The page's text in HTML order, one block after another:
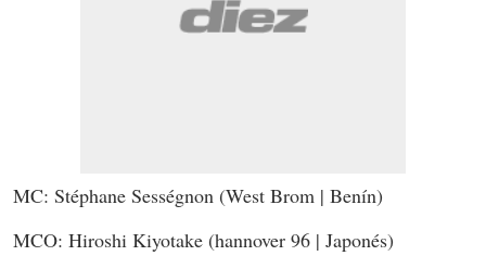
MC: Stéphane Sességnon (West Brom | Benín)
MCO: Hiroshi Kiyotake (hannover 96 | Japonés)